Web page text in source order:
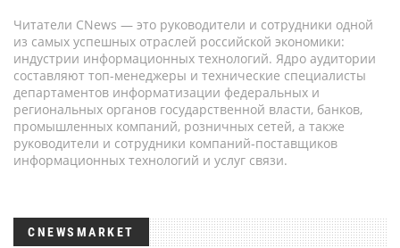
Читатели CNews — это руководители и сотрудники одной
из самых успешных отраслей российской экономики:
индустрии информационных технологий. Ядро аудитории
составляют топ-менеджеры и технические специалисты
департаментов информатизации федеральных и
региональных органов государственной власти, банков,
промышленных компаний, розничных сетей, а также
руководители и сотрудники компаний-поставщиков
информационных технологий и услуг связи.
CNEWSMARKET